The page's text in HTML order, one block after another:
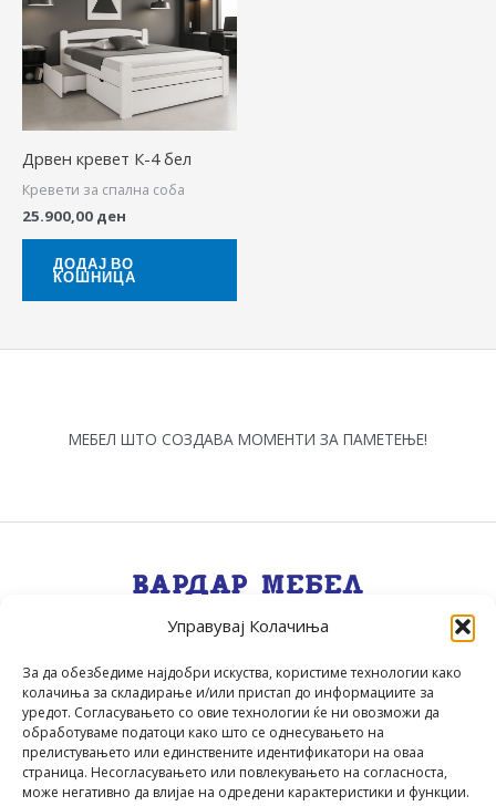
Управувај Колачиња
За да обезбедиме најдобри искуства, користиме технологии како
колачиња за складирање и/или пристап до информациите за
уредот. Согласувањето со овие технологии ќе ни овозможи да
обработуваме податоци како што се однесувањето на
прелистувањето или единствените идентификатори на оваа
страница. Несогласувањето или повлекувањето на согласноста,
може негативно да влијае на одредени карактеристики и функции.
Дрвен кревет К-4 бел
Кревети за спална соба
25.900,00 ден
ДОДАЈ ВО
КОШНИЦА
МЕБЕЛ ШТО СОЗДАВА МОМЕНТИ ЗА ПАМЕТЕЊЕ!
Квалитет, Стил, Селекција, Сервис.